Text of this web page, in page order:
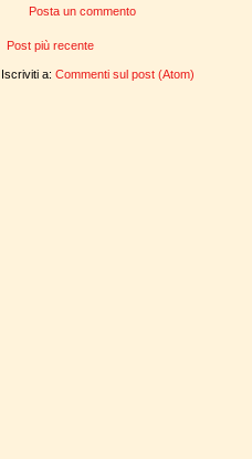
Posta un commento
Post più recente
Iscriviti a: Commenti sul post (Atom)